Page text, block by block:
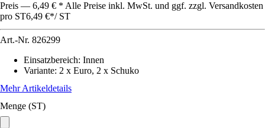
Preis — 6,49 € * Alle Preise inkl. MwSt. und ggf. zzgl. Versandkosten
pro ST6,49 €*/ ST
Art.-Nr. 826299
Einsatzbereich: Innen
Variante: 2 x Euro, 2 x Schuko
Mehr Artikeldetails
Menge (ST)